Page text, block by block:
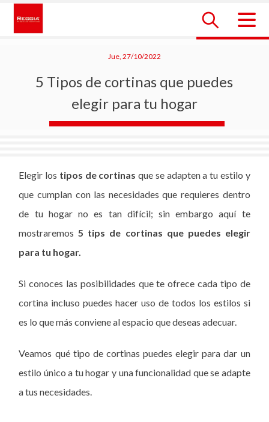
Skip
content
Jue, 27/10/2022
5 Tipos de cortinas que puedes
elegir para tu hogar
Elegir los tipos de cortinas que se adapten a tu estilo y
que cumplan con las necesidades que requieres dentro
de tu hogar no es tan difícil; sin embargo aquí te
mostraremos5 tips de cortinas que puedes elegir
para tu hogar.
Si conoces las posibilidades que te ofrece cada tipo de
cortina incluso puedes hacer uso de todos los estilos si
es lo que más conviene al espacio que deseas adecuar.
Veamos qué tipo de cortinas puedes elegir para dar un
estilo único a tu hogar y una funcionalidad que se adapte
a tus necesidades.